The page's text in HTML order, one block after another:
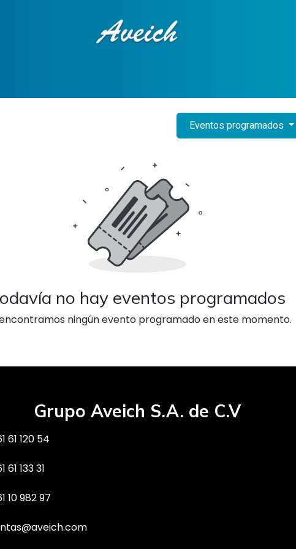
Eventos programados
no hay eventos programados
ningún evento programado en este momento.
Grupo Aveich S.A. de C.V
61 120 54
61 133 31
10 982 97